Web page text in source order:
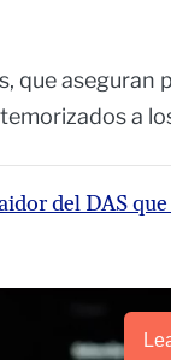
que aseguran
a
del DAS